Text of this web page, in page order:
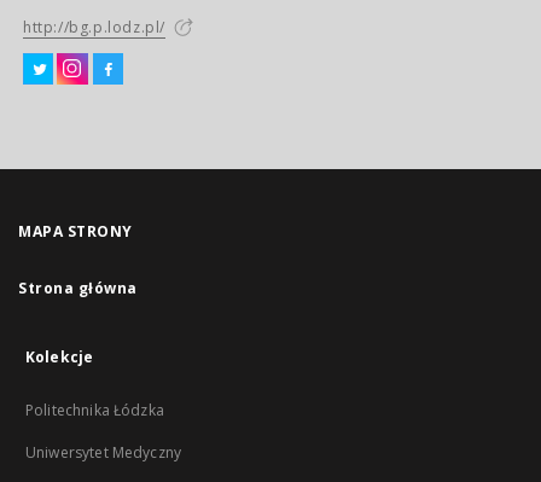
http://bg.p.lodz.pl/
MAPA STRONY
Strona główna
Kolekcje
Politechnika Łódzka
Uniwersytet Medyczny